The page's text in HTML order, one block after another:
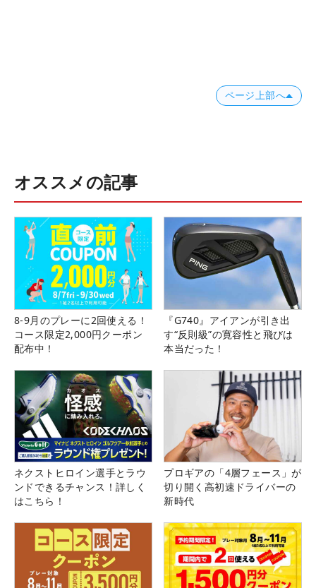
ページ上部へ
オススメの記事
8-9月のプレーに2回使える！
コース限定2,000円クーポン
配布中！
『G740』アイアンが引き出
す“反則級”の寛容性と飛びは
本当だった！
ネクストヒロイン選手とラウ
ンドできるチャンス！詳しく
はこちら！
プロギアの「4層フェース」が
切り開く高初速ドライバーの
新時代